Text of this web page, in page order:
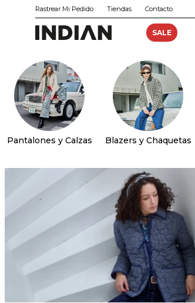
SALE
Rastrear Mi Pedido Tiendas Contacto
Pantalones y Calzas Blazers y Chaquetas